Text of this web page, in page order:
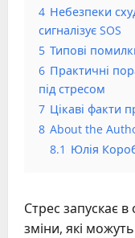
4 Небезпеки
сигналізує SOS
5 Типові
6 Практичні
під стресом
7 Цікаві факти
8 About the
8.1 Юлія
Стрес запускає в
зміни, які